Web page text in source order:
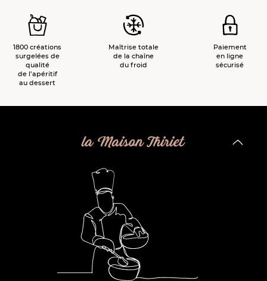
1800 créations
surgelées de
qualité
de l’apéritif
au dessert
Maîtrise totale
de la chaîne
du froid
Paiement
en ligne
sécurisé
la Maison Thiriet